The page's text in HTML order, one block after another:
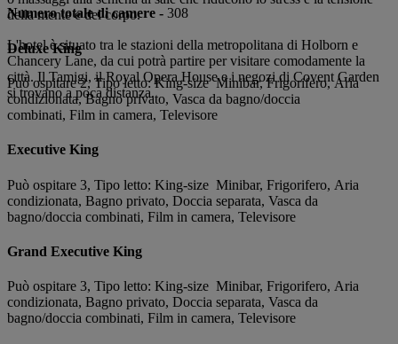
della mente e del corpo.
L'hotel è situato tra le stazioni della metropolitana di Holborn e
Chancery Lane, da cui potrà partire per visitare comodamente la
città. Il Tamigi, il Royal Opera House e i negozi di Covent Garden
si trovano a poca distanza.
Numero totale di camere - 308
Deluxe King
Può ospitare 2, Tipo letto: King-size Minibar, Frigorifero, Aria
condizionata, Bagno privato, Vasca da bagno/doccia
combinati, Film in camera, Televisore
Executive King
Può ospitare 3, Tipo letto: King-size Minibar, Frigorifero, Aria
condizionata, Bagno privato, Doccia separata, Vasca da
bagno/doccia combinati, Film in camera, Televisore
Grand Executive King
Può ospitare 3, Tipo letto: King-size Minibar, Frigorifero, Aria
condizionata, Bagno privato, Doccia separata, Vasca da
bagno/doccia combinati, Film in camera, Televisore